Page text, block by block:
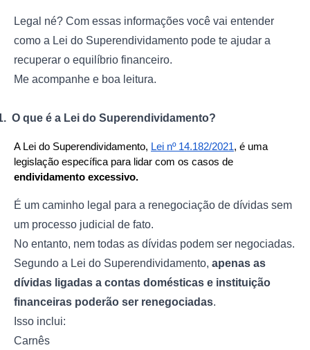
Legal né? Com essas informações você vai entender
como a Lei do Superendividamento pode te ajudar a
recuperar o equilíbrio financeiro.
Me acompanhe e boa leitura.
O que é a Lei do Superendividamento?
A Lei do Superendividamento, Lei nº 14.182/2021, é uma
endividamento excessivo.
É um caminho legal para a renegociação de dívidas sem
um processo judicial de fato.
No entanto, nem todas as dívidas podem ser negociadas.
Segundo a Lei do Superendividamento, apenas as
dívidas ligadas a contas domésticas e instituição
financeiras poderão ser renegociadas.
Isso inclui:
Carnês